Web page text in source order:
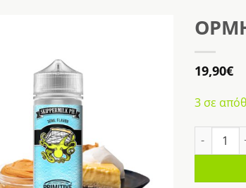
19,90€
3 σε